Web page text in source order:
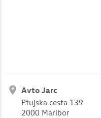
Avto Jarc
Ptujska cesta 139
2000 Maribor